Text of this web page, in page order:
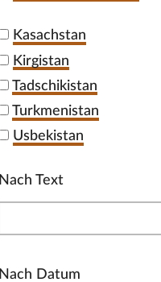
Kasachstan
Kirgistan
Tadschikistan
Turkmenistan
Usbekistan
Nach Text
Nach Datum